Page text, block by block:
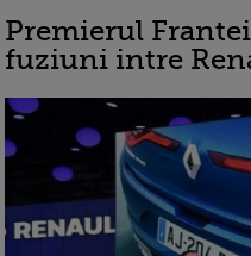
Premierul
fuziuni intre